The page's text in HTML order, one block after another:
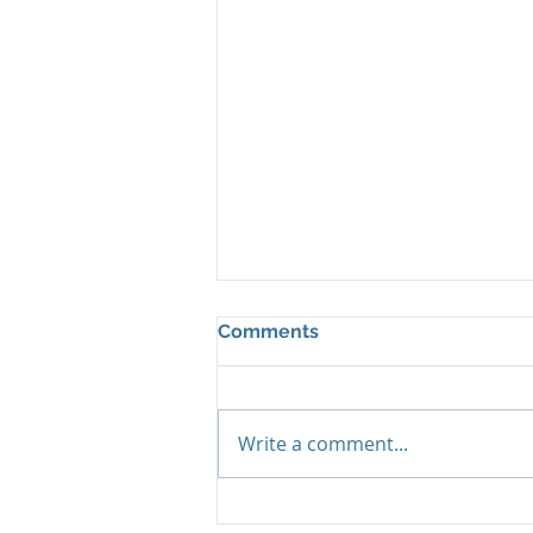
Comments
Write a comment...